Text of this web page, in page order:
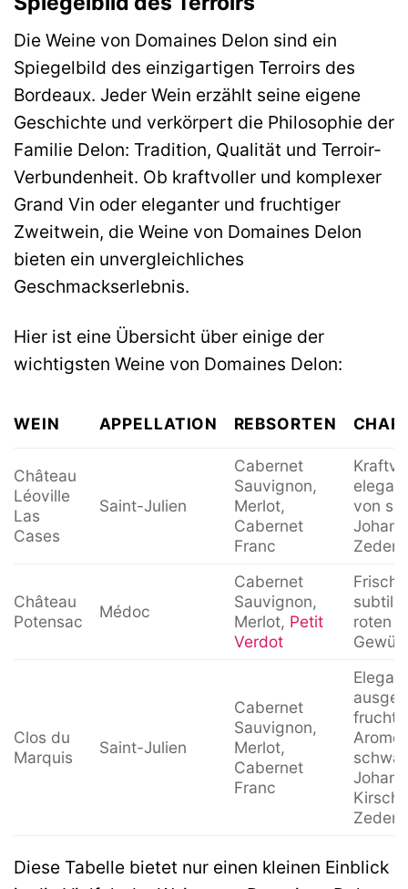
Die Weine von Domaines Delon sind ein
Spiegelbild des einzigartigen Terroirs des
Bordeaux. Jeder Wein erzählt seine eigene
Geschichte und verkörpert die Philosophie der
Familie Delon: Tradition, Qualität und Terroir-
Verbundenheit. Ob kraftvoller und komplexer
Grand Vin oder eleganter und fruchtiger
Zweitwein, die Weine von Domaines Delon
bieten ein unvergleichliches
Geschmackserlebnis.
Hier ist eine Übersicht über einige der
wichtigsten Weine von Domaines Delon:
WEIN APPELLATION REBSORTEN
Château
Léoville
Las
Cases
Saint-Julien
Cabernet
Sauvignon,
Merlot,
Cabernet
Franc
von
Château
Potensac
Médoc
Cabernet
Sauvignon,
Merlot, Petit
Verdot
Frisch,
subtil,
roten
Clos du
Marquis
Saint-Julien
Cabernet
Sauvignon,
Merlot,
Cabernet
Franc
Diese Tabelle bietet nur einen kleinen Einblick